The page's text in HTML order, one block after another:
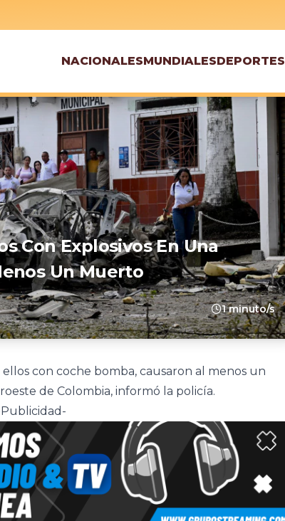
NACIONALESMUNDIALESDEPORTES
Con Explosivos En Una
Un Muerto
1 minuto/s
con coche bomba, causaron al menos un
de Colombia, informó la policía.